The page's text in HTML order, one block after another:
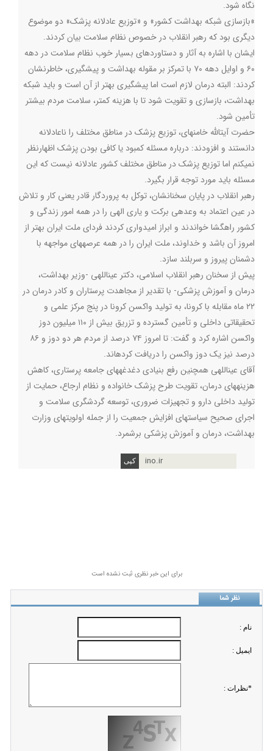
نگاه شود.
«بازسازی شبکه بهداشت کشور» و «توزیع عادلانه پزشک» دو موضوع
دیگری بود که رهبر انقلاب در خصوص نظام سلامت بیان کردند.
ایشان با اشاره به آثار و دستاوردهای بسیار خوب نظام سلامت در دهه
۶۰ و اوایل دهه ۷۰ با تمرکز بر مقوله بهداشت و پیشگیری، خاطرنشان
کردند: البته درمان لازم است اما پیشگیری بهتر از آن است و باید شبکه
بهداشت، بازسازی و تقویت شود تا با هزینه کمتر، سلامت مردم بیشتر
تأمین شود.
حضرت آیتالله خامنهای، توزیع پزشک در مناطق مختلف را ناعادلانه
دانستند و افزودند: درباره مسئله کمبود یا کافی بودن پزشک اظهارنظر
نمیکنم اما توزیع پزشک در مناطق مختلف کشور عادلانه نیست که این
مسئله باید مورد توجه قرار بگیرد.
رهبر انقلاب در پایان سخنانشان، توکل به پروردگار قادر یعنی کار و تلاش
در عین اعتماد به وعدهی برکت و یاری الهی را در همه امور زندگی و
کشور راهگشا خواندند و ابراز امیدواری کردند فردای ملت ایران بهتر از
امروز آن باشد و خداوند، ملت ایران را در همه عرصههای مواجهه با
دشمنان پیروز و سربلند سازد.
پیش از سخنان رهبر انقلاب اسلامی، دکتر عیناللهی -وزیر بهداشت،
درمان و آموزش پزشکی- با تقدیر از مجاهدت پرستاران و کادر درمان در
۲۲ ماه مقابله با کرونا، به تولید واکسن کرونا در پنج مرکز علمی و
تحقیقاتی داخلی و تأمین گسترده و تزریق بیش از ۱۱۰ میلیون دوز
واکسن اشاره کرد و گفت: تا امروز ۷۴ درصد از مردم هر دو دوز و ۸۶
درصد نیز یک دوز واکسن را دریافت کردهاند.
آقای عیناللهی همچنین رفع بنیادی دغدغههای جامعه پرستاری، کاهش
هزینههای درمان، تقویت طرح پزشک خانواده و نظام ارجاع، حمایت از
تولید داخلی دارو و تجهیزات ضروری، توسعه گردشگری سلامت و
اجرای صحیح سیاستهای افزایش جمعیت را از جمله اولویتهای وزارت
بهداشت، درمان و آموزش پزشکی برشمرد.
ino.ir
برای این خبر نظری ثبت نشده است
نظر شما
نام :
ايميل :
*نظرات :